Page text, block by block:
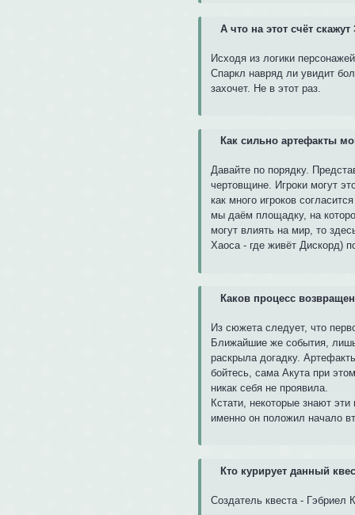
А что на этот счёт
Исходя из логики
Спаркл навряд ли увидит
захочет. Не в этот раз.
Как сильно артефакты
Давайте по порядку.
чертовщине. Игроки могут
как много игроков
мы даём площадку, на
могут влиять на мир, то
Хаоса - где живёт Дискорд)
Каков процесс
Из сюжета следует, что
Ближайшие же события,
раскрыла догадку.
бойтесь, сама Акута при
никак себя не проявила.
Кстати, некоторые знают
именно он положил начало
Кто курирует данный
Создатель квеста -